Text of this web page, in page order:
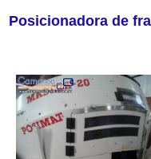
Posicionadora de